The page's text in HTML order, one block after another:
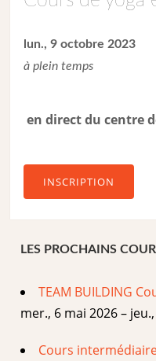
lun., 9 octobre 2023
à plein temps
en direct du centre
INSCRIPTION
LES PROCHAINS
TEAM BUILDING
mer., 6 mai 2026 –
Cours